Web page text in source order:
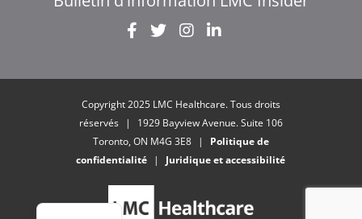
Copyright 2025 LMC Healthcare. Tous droits
réservés
|
1929 Bayview Avenue. Suite 106
Toronto, ON M4G 3E8
|
Politique de
confidentialité
| Juridique et accessibilité